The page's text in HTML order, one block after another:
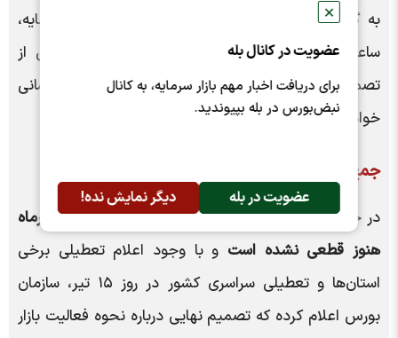
✕
عضویت در کانال بله
برای دریافت اخبار مهم بازار سرمایه، به کانال
نبض‌بورس در بله بپیوندید.
عضویت در بله دیگر نمایش نده!
به گفته وی، هرگونه تغییر در زمان فعالیت بازار سرمایه،
ساعات معاملات یا تعطیلی احتمالی بورس، تنها پس از
تصمیم‌گیری نهایی و از طریق کانال‌های رسمی اطلاع‌رسانی
خواهد شد.
جمع‌بندی
در حال حاضر،
تعطیلی بورس در روزهای ۱۳، ۱۴ و ۱۵ تیرماه
هنوز قطعی نشده است و با وجود اعلام تعطیلی برخی
استان‌ها و تعطیلی سراسری کشور در روز ۱۵ تیر، سازمان
بورس اعلام کرده که تصمیم نهایی درباره نحوه فعالیت بازار